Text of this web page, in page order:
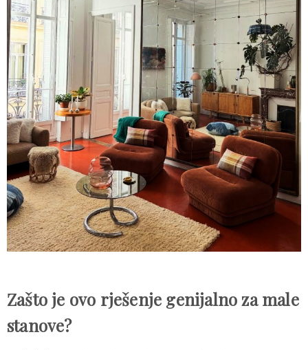
Zašto je ovo rješenje genijalno za male
stanove?